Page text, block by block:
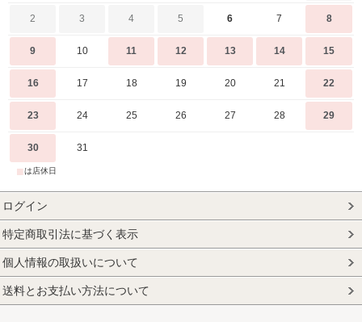
2 3 4 5 6 7 8
9 10 11 12 13 14 15
16 17 18 19 20 21 22
23 24 25 26 27 28 29
30 31
■は店休日
ログイン
特定商取引法に基づく表示
個人情報の取扱いについて
送料とお支払い方法について